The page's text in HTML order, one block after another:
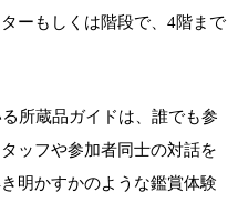
ーもしくは階段で、4階まで
所蔵品ガイドは、誰でも参
ッフや参加者同士の対話を
明かすかのような鑑賞体験